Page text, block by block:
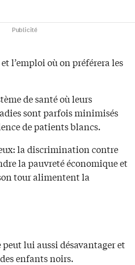
Publicité
l’emploi où on préférera les
de santé où leurs
sont parfois minimisés
de patients blancs.
la discrimination contre
la pauvreté économique et
tour alimentent la
peut lui aussi désavantager et
enfants noirs.